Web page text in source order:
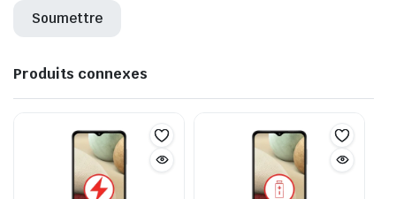
Produits connexes